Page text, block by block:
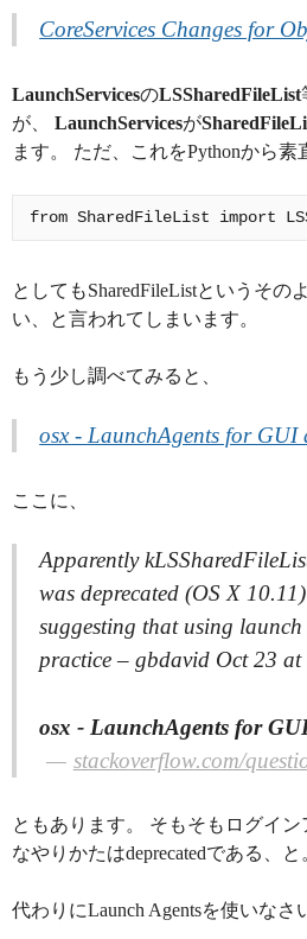
CoreServices Changes for
LaunchServicesのLSSharedFileList
が、 LaunchServicesが
ます。 ただ、これをPythonから素
としてもSharedFileListというその
い、と言われてしまいます。
もう少し調べてみると、
osx - LaunchAgents for GUI
ここに、
Apparently
was deprecated (OS X
suggesting that using
practice – gbdavid Oct 23
osx - LaunchAgents for
stackoverflow.com/
ともあります。 そもそもログイ
なやりかたはdeprecatedである、と
代わりにLaunch Agentsを使いなさ